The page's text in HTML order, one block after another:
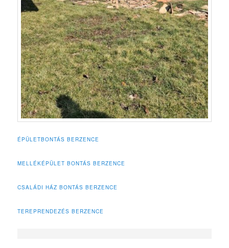
ÉPÜLETBONTÁS BERZENCE
MELLÉKÉPÜLET BONTÁS BERZENCE
CSALÁDI HÁZ BONTÁS BERZENCE
TEREPRENDEZÉS BERZENCE